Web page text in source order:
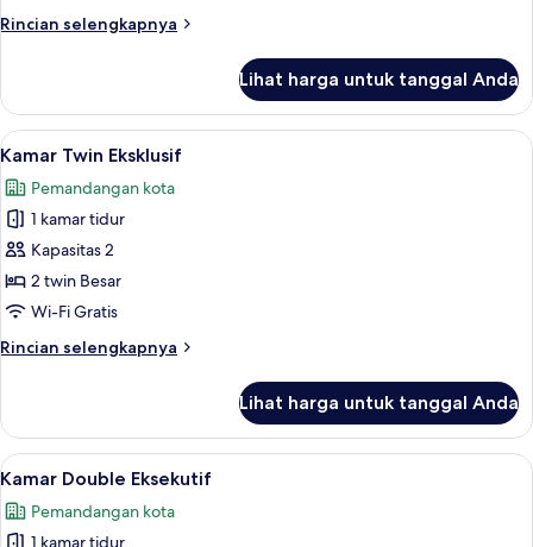
Rincian selengkapnya
Rincian
Kamar
Twin
Junior
Lihat harga untuk tanggal Anda
Lihat
semua
foto
untuk
Kamar
Twin
Eksklusif
Kamar Twin Eksklusif | Meja kerja,
5
Kamar Twin Eksklusif
Pemandangan kota
1 kamar tidur
Kapasitas 2
2 twin Besar
Wi-Fi Gratis
Rincian selengkapnya
Rincian
Kamar
Twin
Eksklusif
Lihat harga untuk tanggal Anda
Lihat
semua
foto
Kamar Double Eksekutif | Meja
5
Kamar Double Eksekutif
Pemandangan kota
1 kamar tidur